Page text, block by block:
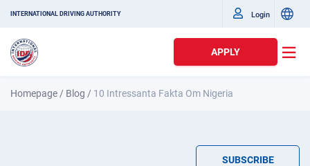
INTERNATIONAL DRIVING AUTHORITY Login
APPLY
Homepage / Blog / 10 Intressanta Fakta Om Nigeria
SUBSCRIBE